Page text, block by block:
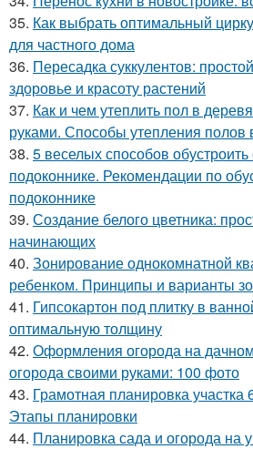
35. Как выбрать оптимальный
для частного дома
36. Пересадка суккулентов:
здоровье и красоту растений
37. Как и чем утеплить пол в
руками. Способы утепления
38. 5 веселых способов
подоконнике. Рекомендации по
подоконнике
39. Создание белого цветника:
начинающих
40. Зонирование однокомнатной
ребенком. Принципы и варианты
41. Гипсокартон под плитку в
оптимальную толщину
42. Оформления огорода на
огорода своими руками: 100 фото
43. Грамотная планировка участка
Этапы планировки
44. Планировка сада и огорода на